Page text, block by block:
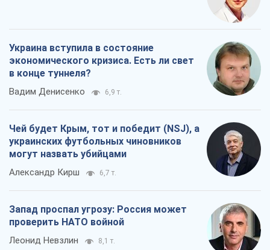
Украина вступила в состояние
экономического кризиса. Есть ли свет
в конце туннеля?
Вадим Денисенко 6,9 т.
Чей будет Крым, тот и победит (NSJ), а
украинских футбольных чиновников
могут назвать убийцами
Александр Кирш 6,7 т.
Запад проспал угрозу: Россия может
проверить НАТО войной
Леонид Невзлин 8,1 т.